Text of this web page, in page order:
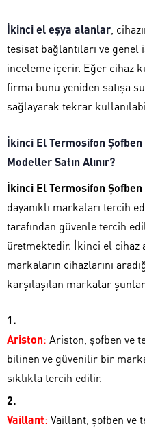
İkinci el eşya alanlar,
tesisat bağlantıları ve
inceleme içerir. Eğer cihaz
firma bunu yeniden satışa
sağlayarak tekrar
İkinci El Termosifon
Modeller Satın Alınır?
İkinci El Termosifon
dayanıklı markaları tercih
tarafından güvenle tercih
üretmektedir. İkinci el
markaların cihazlarını
karşılaşılan markalar
Ariston: Ariston, şofben ve
bilinen ve güvenilir bir
sıklıkla tercih edilir.
Vaillant: Vaillant, şofben ve